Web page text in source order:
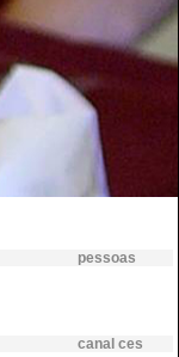
pessoas
canal ces